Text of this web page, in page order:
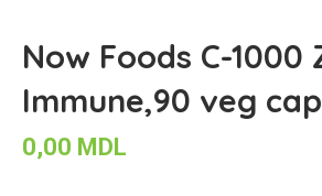
Now Foods C-1000
Immune,90 veg
0,00 MDL